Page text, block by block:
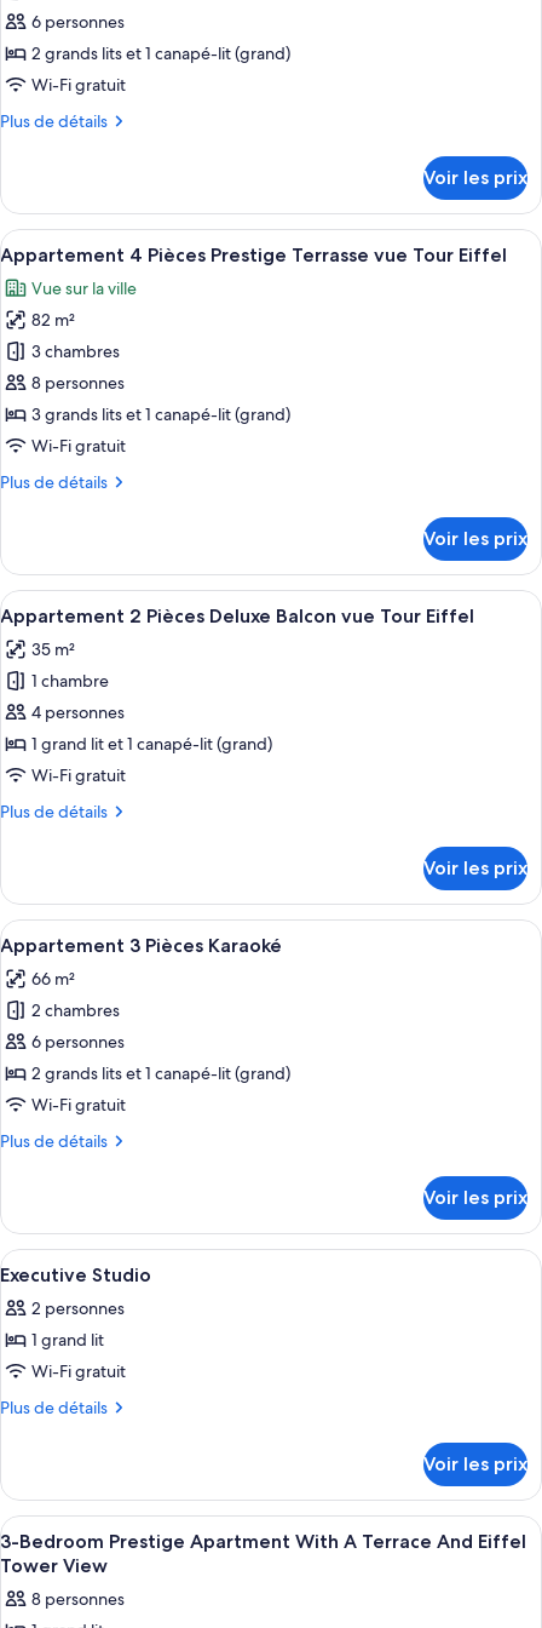
avec
Jardin
ce
type
de
chambre :
Appartement
Supérieur
6 personnes
2 grands lits et 1 canapé-lit (grand)
Wi-Fi gratuit
Plus de détails
Plus
le
type
de
chambre
Appartement
3
Pièces
Supérieur
Voir les prix
Afficher
toutes
les
photos
pour
ce
type
de
chambre :
Appartement
Prestige
Terrasse
vue
Tour
Eiffel
Un salon moderne avec un canapé,
30
Appartement 4 Pièces Prestige Terrasse vue Tour Eiffel
Vue sur la ville
82 m²
3 chambres
8 personnes
3 grands lits et 1 canapé-lit (grand)
Wi-Fi gratuit
Plus de détails
Plus
le
type
de
chambre
Appartement
4
Pièces
Prestige
Terrasse
vue
Tour
Eiffel
Voir les prix
Afficher
toutes
les
photos
pour
ce
type
chambre :
Pièces
Deluxe
Balcon
vue
Tour
Eiffel
Un salon moderne avec un canapé,
24
Appartement 2 Pièces Deluxe Balcon vue Tour Eiffel
35 m²
1 chambre
4 personnes
1 grand lit et 1 canapé-lit (grand)
Wi-Fi gratuit
Plus de détails
Plus
le
type
de
chambre
Appartement
2
Pièces
Deluxe
Balcon
vue
Tour
Eiffel
Voir les prix
Afficher
toutes
les
photos
pour
ce
type
chambre :
Pièces
Karaoké
Un salon moderne avec un canapé
13
Appartement 3 Pièces Karaoké
66 m²
2 chambres
6 personnes
2 grands lits et 1 canapé-lit (grand)
Wi-Fi gratuit
Plus de détails
Plus
le
type
de
Appartement
3
Karaoké
Voir les prix
Afficher
toutes
les
photos
pour
ce
chambre :
Executive
Studio
Une chambre d’hôtel avec un lit,
8
Executive Studio
2 personnes
1 grand lit
Wi-Fi gratuit
Plus de détails
Plus
le
type
de
chambre
Studio
Voir les prix
Afficher
toutes
les
photos
Une chambre d’hôtel avec un lit, un
23
3-Bedroom Prestige Apartment With A Terrace And Eiffel
Tower View
8 personnes